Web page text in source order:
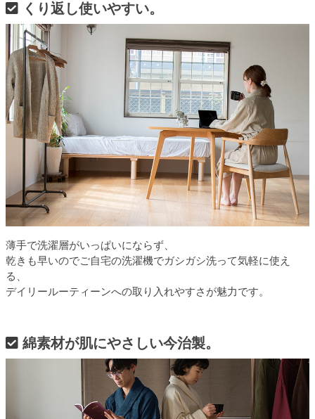
くり返し使いやすい。
薄手で洗濯層がいっぱいにならず、
乾きも早いのでご自宅の洗濯機でガシガシ洗って気軽に使え
る、
デイリールーティーンへの取り入れやすさが魅力です。
綿素材が肌にやさしい今治製。